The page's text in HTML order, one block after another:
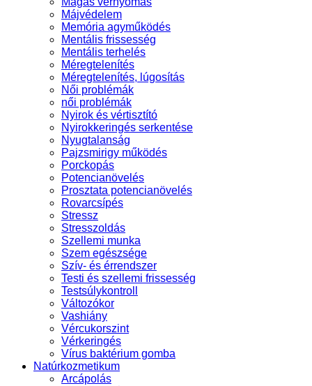
Májvédelem
Memória agyműködés
Mentális frissesség
Mentális terhelés
Méregtelenítés
Méregtelenítés, lúgosítás
Női problémák
női problémák
Nyirok és vértisztító
Nyirokkeringés serkentése
Nyugtalanság
Pajzsmirigy működés
Porckopás
Potencianövelés
Prosztata potencianövelés
Rovarcsípés
Stressz
Stresszoldás
Szellemi munka
Szem egészsége
Szív- és érrendszer
Testi és szellemi frissesség
Testsúlykontroll
Változókor
Vashiány
Vércukorszint
Vérkeringés
Vírus baktérium gomba
Natúrkozmetikum
Arcápolás